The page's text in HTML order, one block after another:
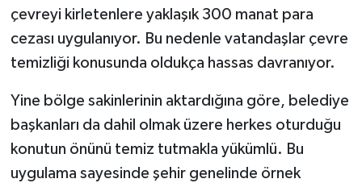
çevreyi kirletenlere yaklaşık 300 manat para
cezası uygulanıyor. Bu nedenle vatandaşlar çevre
temizliği konusunda oldukça hassas davranıyor.
Yine bölge sakinlerinin aktardığına göre, belediye
başkanları da dahil olmak üzere herkes oturduğu
konutun önünü temiz tutmakla yükümlü. Bu
uygulama sayesinde şehir genelinde örnek